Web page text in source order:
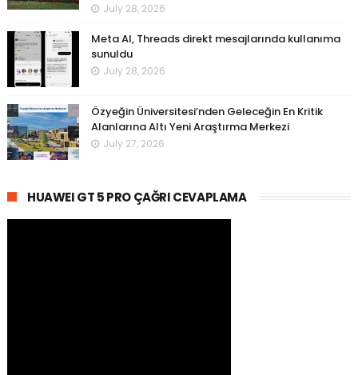
July 28, 2026
Meta AI, Threads direkt mesajlarında kullanıma
sunuldu
July 28, 2026
Özyeğin Üniversitesi’nden Geleceğin En Kritik
Alanlarına Altı Yeni Araştırma Merkezi
July 27, 2026
HUAWEI GT 5 PRO ÇAĞRI CEVAPLAMA